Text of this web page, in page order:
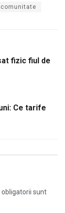
comunitate
fizic fiul de
Ce tarife
obligatorii sunt